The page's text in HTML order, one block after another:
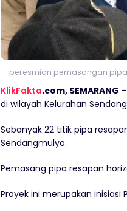
peresmian pemasangan pipa
KlikFakta.com, SEMARANG –
di wilayah Kelurahan
Sebanyak 22 titik pipa
Sendangmulyo.
Pemasang pipa resapan
Proyek ini merupakan inisiasi